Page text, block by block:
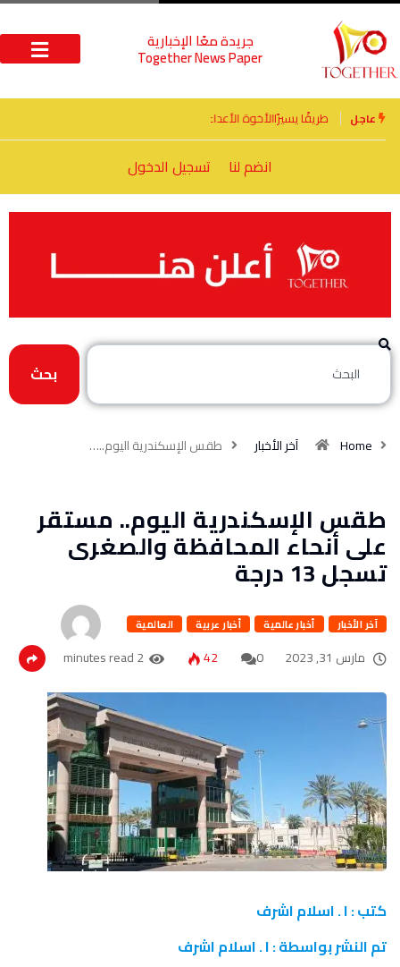
جريدة معًا الإخبارية
Together News Paper
عاجل الأخوة الأعداء وحتمًا لابد من لقاء
انضم لنا تسجيل الدخول
بحث
Home آخر الأخبار طقس الإسكندرية اليوم..…
طقس الإسكندرية اليوم.. مستقر
على أنحاء المحافظة والصغرى
تسجل 13 درجة
آخر الأخبار أخبار عالمية أخبار عربية العالمية
مارس 31, 2023 0
42
2 minutes read
كتب : ا . اسلام اشرف
تم النشر بواسطة : ا . اسلام اشرف